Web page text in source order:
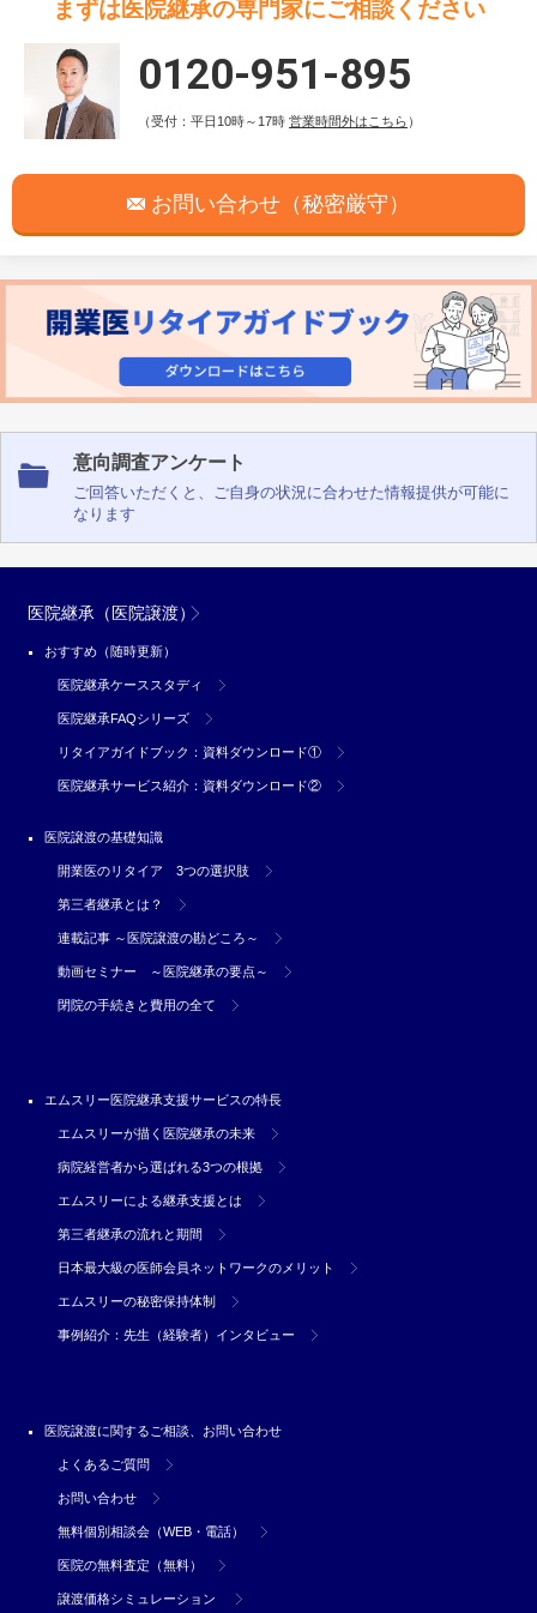
まずは医院継承の専門家にご相談ください
0120-951-895
（受付：平日10時～17時 営業時間外はこちら ）
お問い合わせ（秘密厳守）
意向調査アンケート
ご回答いただくと、ご自身の状況に合わせた情報提供が可能に
なります
医院継承（医院譲渡）
おすすめ（随時更新）
医院継承ケーススタディ
医院継承FAQシリーズ
リタイアガイドブック：資料ダウンロード①
医院継承サービス紹介：資料ダウンロード②
医院譲渡の基礎知識
開業医のリタイア 3つの選択肢
第三者継承とは？
連載記事 ～医院譲渡の勘どころ～
動画セミナー ～医院継承の要点～
閉院の手続きと費用の全て
エムスリー医院継承支援サービスの特長
エムスリーが描く医院継承の未来
病院経営者から選ばれる3つの根拠
エムスリーによる継承支援とは
第三者継承の流れと期間
日本最大級の医師会員ネットワークのメリット
エムスリーの秘密保持体制
事例紹介：先生（経験者）インタビュー
医院譲渡に関するご相談、お問い合わせ
よくあるご質問
お問い合わせ
無料個別相談会（WEB・電話）
医院の無料査定（無料）
譲渡価格シミュレーション